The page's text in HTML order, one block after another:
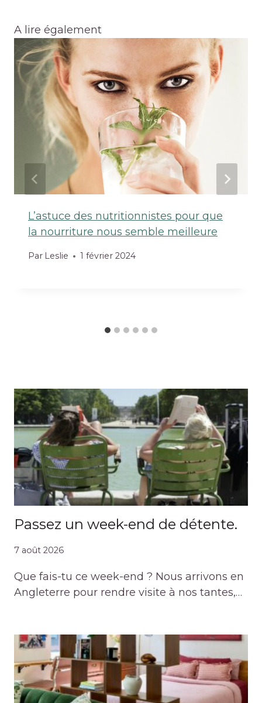
A lire également
L’astuce des nutritionnistes pour que
la nourriture nous semble meilleure
Par Leslie 1 février 2024
Passez un week-end de détente.
7 août 2026
Que fais-tu ce week-end ? Nous arrivons en
Angleterre pour rendre visite à nos tantes,…